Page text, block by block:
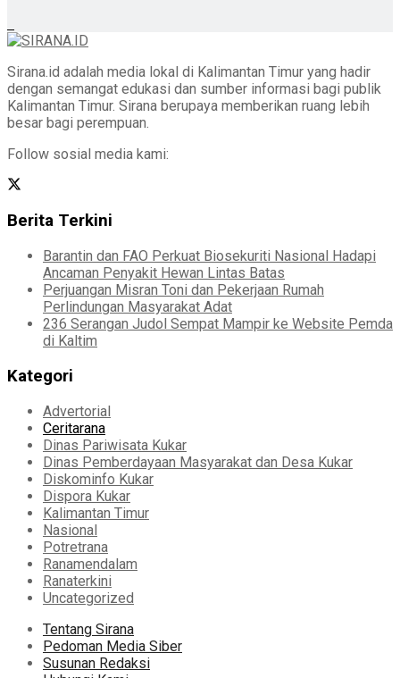
Sirana.id adalah media lokal di Kalimantan Timur yang hadir
dengan semangat edukasi dan sumber informasi bagi publik
Kalimantan Timur. Sirana berupaya memberikan ruang lebih
besar bagi perempuan.
Follow sosial media kami:
Berita Terkini
Barantin dan FAO Perkuat Biosekuriti Nasional Hadapi
Ancaman Penyakit Hewan Lintas Batas
Perjuangan Misran Toni dan Pekerjaan Rumah
Perlindungan Masyarakat Adat
236 Serangan Judol Sempat Mampir ke Website Pemda
di Kaltim
Kategori
Advertorial
Ceritarana
Dinas Pariwisata Kukar
Dinas Pemberdayaan Masyarakat dan Desa Kukar
Diskominfo Kukar
Dispora Kukar
Kalimantan Timur
Nasional
Potretrana
Ranamendalam
Ranaterkini
Uncategorized
Tentang Sirana
Pedoman Media Siber
Susunan Redaksi